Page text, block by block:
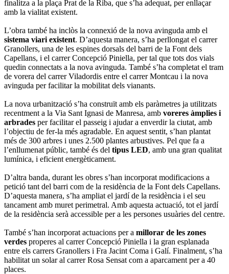
finalitza a la plaça Prat de la Riba, que s’ha adequat, per enllaçar
amb la vialitat existent.
L’obra també ha inclòs la connexió de la nova avinguda amb el
sistema viari existent. D’aquesta manera, s’ha perllongat el carrer
Granollers, una de les espines dorsals del barri de la Font dels
Capellans, i el carrer Concepció Piniella, per tal que tots dos vials
quedin connectats a la nova avinguda. També s’ha completat el tram
de vorera del carrer Viladordis entre el carrer Montcau i la nova
avinguda per facilitar la mobilitat dels vianants.
La nova urbanització s’ha construït amb els paràmetres ja utilitzats
recentment a la Via Sant Ignasi de Manresa, amb voreres àmplies i
arbrades per facilitar el passeig i ajudar a enverdir la ciutat, amb
l’objectiu de fer-la més agradable. En aquest sentit, s’han plantat
més de 300 arbres i unes 2.500 plantes arbustives. Pel que fa a
l’enllumenat públic, també és del tipus LED, amb una gran qualitat
lumínica, i eficient energèticament.
D’altra banda, durant les obres s’han incorporat modificacions a
petició tant del barri com de la residència de la Font dels Capellans.
D’aquesta manera, s’ha ampliat el jardí de la residència i el seu
tancament amb muret perimetral. Amb aquesta actuació, tot el jardí
de la residència serà accessible per a les persones usuàries del centre.
També s’han incorporat actuacions per a millorar de les zones
verdes properes al carrer Concepció Piniella i la gran esplanada
entre els carrers Granollers i Fra Jacint Coma i Galí. Finalment, s’ha
habilitat un solar al carrer Rosa Sensat com a aparcament per a 40
places.